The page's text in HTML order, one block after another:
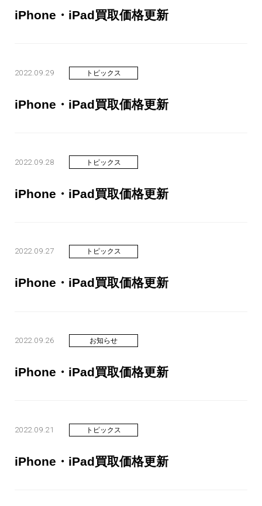
iPhone・iPad買取価格更新
2022.09.29 トピックス
iPhone・iPad買取価格更新
2022.09.28 トピックス
iPhone・iPad買取価格更新
2022.09.27 トピックス
iPhone・iPad買取価格更新
2022.09.26 お知らせ
iPhone・iPad買取価格更新
2022.09.21 トピックス
iPhone・iPad買取価格更新